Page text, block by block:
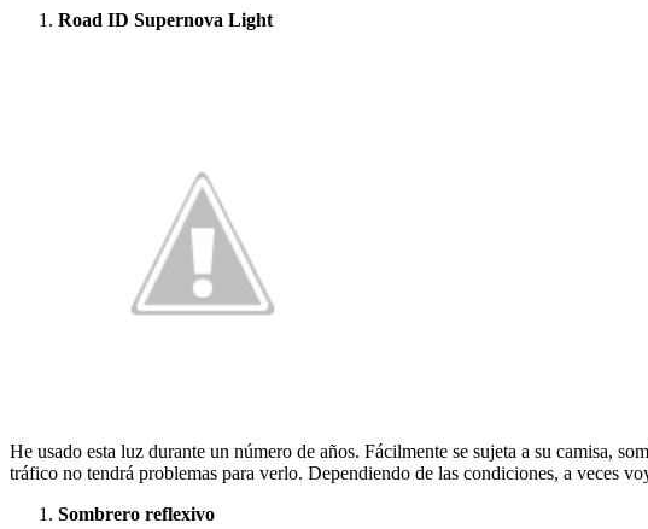
Road ID Supernova Light
He usado esta luz durante un número de años. Fácilmente se sujeta a su camisa,
tráfico no tendrá problemas para verlo. Dependiendo de las condiciones, a veces
Sombrero reflexivo